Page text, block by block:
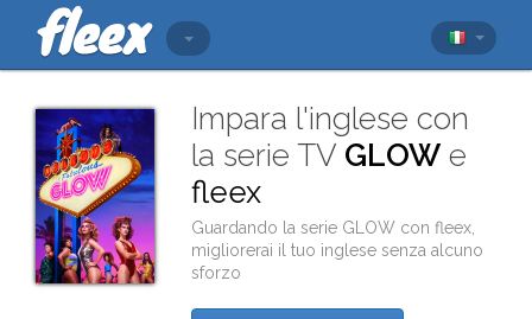
Impara l'inglese con
la serie TV GLOW e
fleex
Guardando la serie GLOW confleex
migliorerai il tuo inglese senza alcuno
sforzo